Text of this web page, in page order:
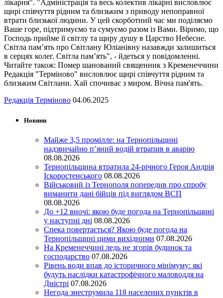
лікарня". "Адміністрація та весь колектив лікарні висловлює
щирі співчуття рідним та близьким з приводу непоправної
втрати близької людини. У цей скорботний час ми поділяємо
Ваше горе, підтримуємо та сумуємо разом із Вами. Віримо, що
Господь прийме її світлу та щиру душу в Царство Небесне.
Світла пам’ять про Світлану Юліанівну назавжди залишиться
в серцях колег. Світла пам’ять", - йдеться у повідомленні.
Читайте також: Помер шанований священник з Кременеччини
Редакція "Терміново" висловлює щирі співчуття рідним та
близьким Світлани. Хай спочиває з миром. Вічна пам'ять.
Редакція Терміново 04.06.2025
Новини
Майже 3,5 промілле: на Тернопільщині
надзвичайно п’яний водій втрапив в аварію
08.08.2026
Тернопільщина втратила 24-річного Героя Андрія
Іскоростенського 08.08.2026
Військовий із Тернополя попередив про спробу
виманити дані бійців під виглядом ВСП
08.08.2026
До +12 вночі: якою буде погода на Тернопільщині
у наступні дні 08.08.2026
Спека повертається? Якою буде погода на
Тернопільщині цими вихідними 07.08.2026
На Кременеччині ледь не згорів будинок та
господарство 07.08.2026
Рівень води впав до історичного мінімуму: які
будуть наслідки катастрофічного маловоддя на
Дністрі 07.08.2026
Негода знеструмила 118 населених пунктів в